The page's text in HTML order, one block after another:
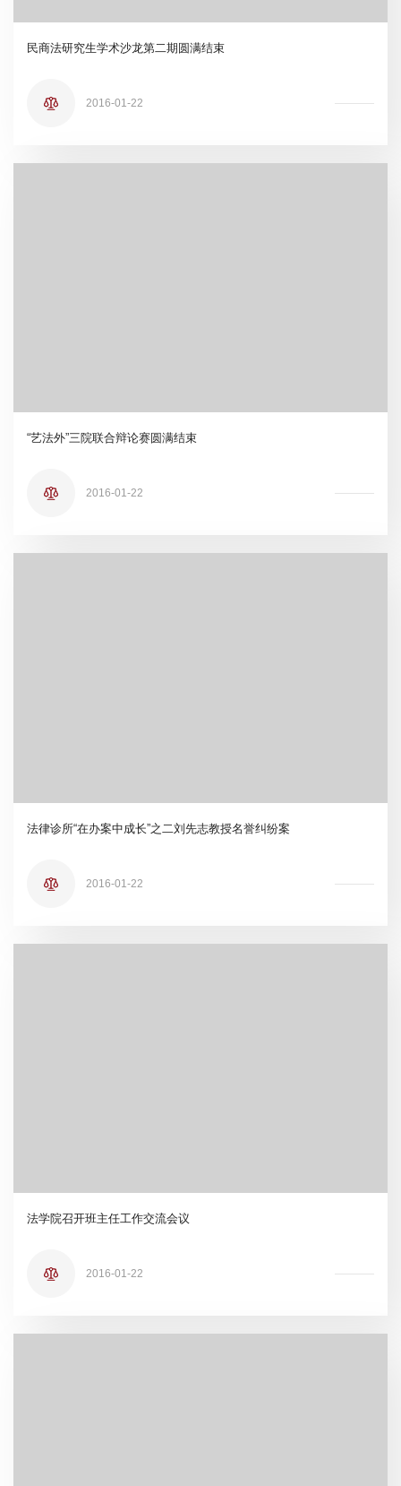
民商法研究生学术沙龙第二期圆满结束
2016-01-22
“艺法外”三院联合辩论赛圆满结束
2016-01-22
法律诊所“在办案中成长”之二刘先志教授名誉纠纷案
2016-01-22
法学院召开班主任工作交流会议
2016-01-22